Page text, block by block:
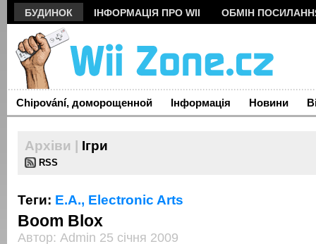
БУДИНОК ІНФОРМАЦІЯ ПРО WII ОБМІН
Chipování, доморощенной Інформація Новини
Архіви | Ігри
RSS
Теги: Е.А., Electronic Arts
Boom Blox
Автор: Admin 25 січня 2009